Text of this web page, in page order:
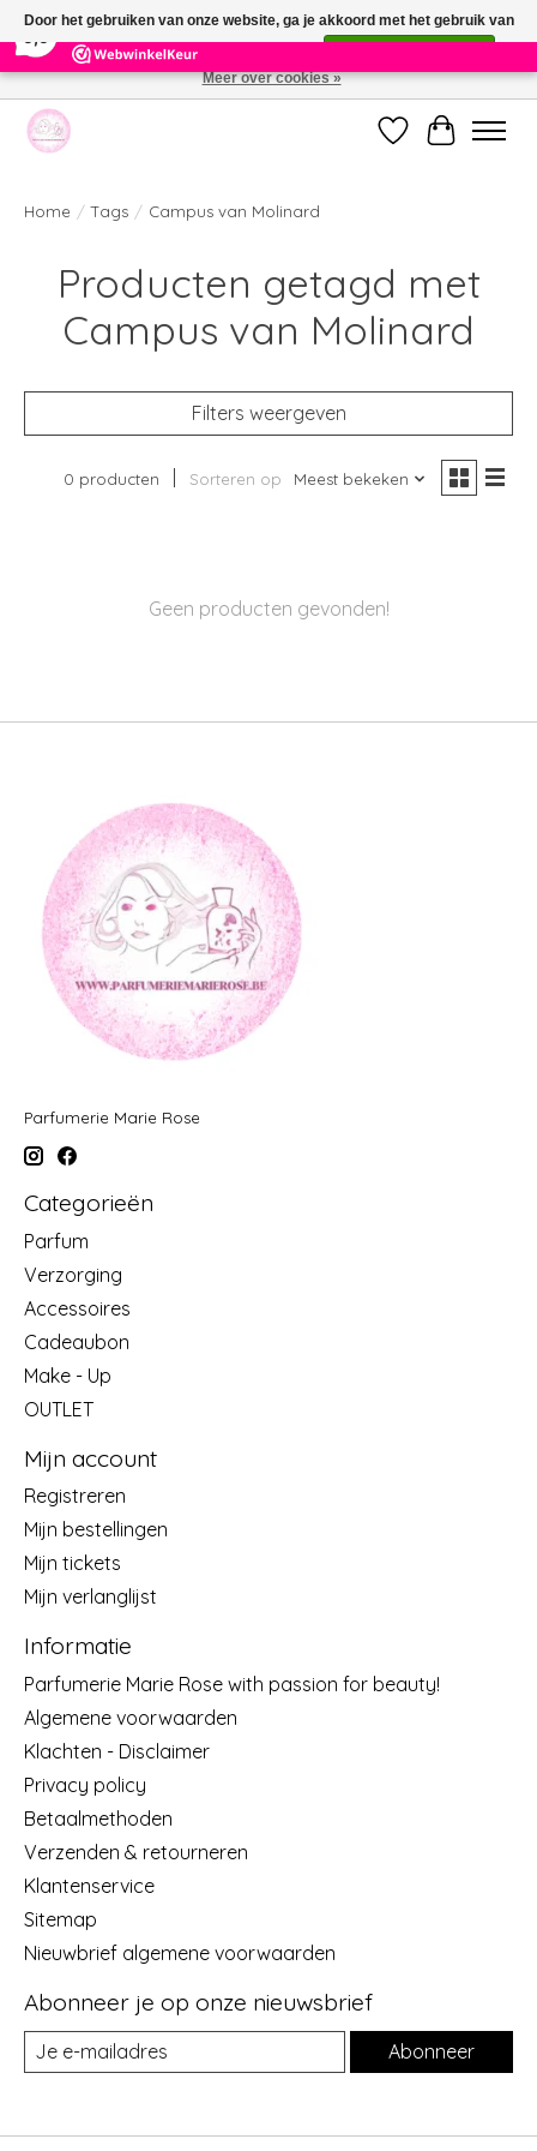
391 Reviews ×
Welkom bij de nieuwe webshop van Parfumerie Marie Rose
Verlanglijst
Home / Tags / Campus van Molinard
Producten getagd met
Campus van Molinard
Filters weergeven
0 producten Sorteren op Meest bekeken
Geen producten gevonden!
Parfumerie Marie Rose
Categorieën
Parfum
Verzorging
Accessoires
Cadeaubon
Make - Up
OUTLET
Mijn account
Registreren
Mijn bestellingen
Mijn tickets
Mijn verlanglijst
Informatie
Parfumerie Marie Rose with passion for beauty!
Algemene voorwaarden
Klachten - Disclaimer
Privacy policy
Betaalmethoden
Verzenden & retourneren
Klantenservice
Sitemap
Nieuwbrief algemene voorwaarden
Abonneer je op onze nieuwsbrief
Abonneer
Door het gebruiken van onze website, ga je akkoord met het gebruik van
cookies om onze website te verbeteren.
Meer over cookies »